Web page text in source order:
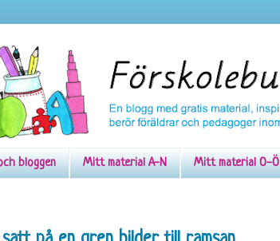
bloggen Mitt material A-N Mitt material O-Ö